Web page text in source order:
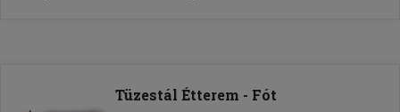
Tüzestál Étterem - Fót